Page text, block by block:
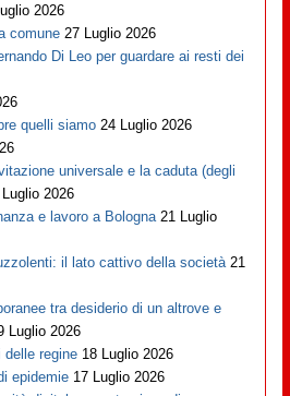
2026
comune 27 Luglio 2026
Di Leo per guardare ai resti dei
quelli siamo 24 Luglio 2026
universale e la caduta (degli
2026
e lavoro a Bologna 21 Luglio
il lato cattivo della società 21
tra desiderio di un altrove e
Luglio 2026
delle regine 18 Luglio 2026
epidemie 17 Luglio 2026